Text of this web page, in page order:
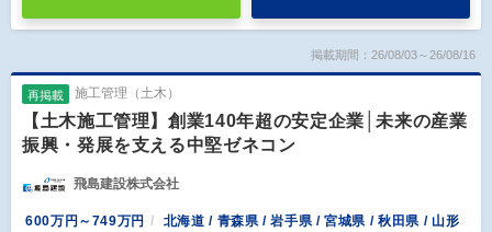
掲載期間：26/08/03～26/08/16
再掲載 施工管理（土木）
【土木施工管理】創業140年超の安定企業│未来の産業
振興・発展を支える中堅ゼネコン
飛島建設株式会社
600万円～749万円
北海道 / 青森県 / 岩手県 / 宮城県 / 秋田県 / 山形